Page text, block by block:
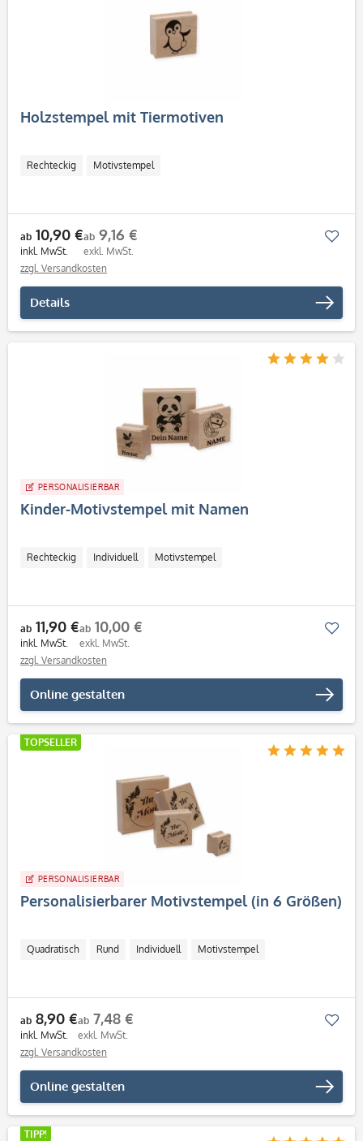
Holzstempel mit Tiermotiven
Rechteckig Motivstempel
ab 10,90 €
inkl. MwSt.
ab 9,16 €
exkl. MwSt.
zzgl. Versandkosten
Details
PERSONALISIERBAR
Kinder-Motivstempel mit Namen
Rechteckig Individuell Motivstempel
ab 11,90 €
inkl. MwSt.
ab 10,00 €
exkl. MwSt.
zzgl. Versandkosten
Online gestalten
TOPSELLER
PERSONALISIERBAR
Personalisierbarer Motivstempel (in 6 Größen)
Quadratisch Rund Individuell Motivstempel
ab 8,90 €
inkl. MwSt.
ab 7,48 €
exkl. MwSt.
zzgl. Versandkosten
Online gestalten
TIPP!